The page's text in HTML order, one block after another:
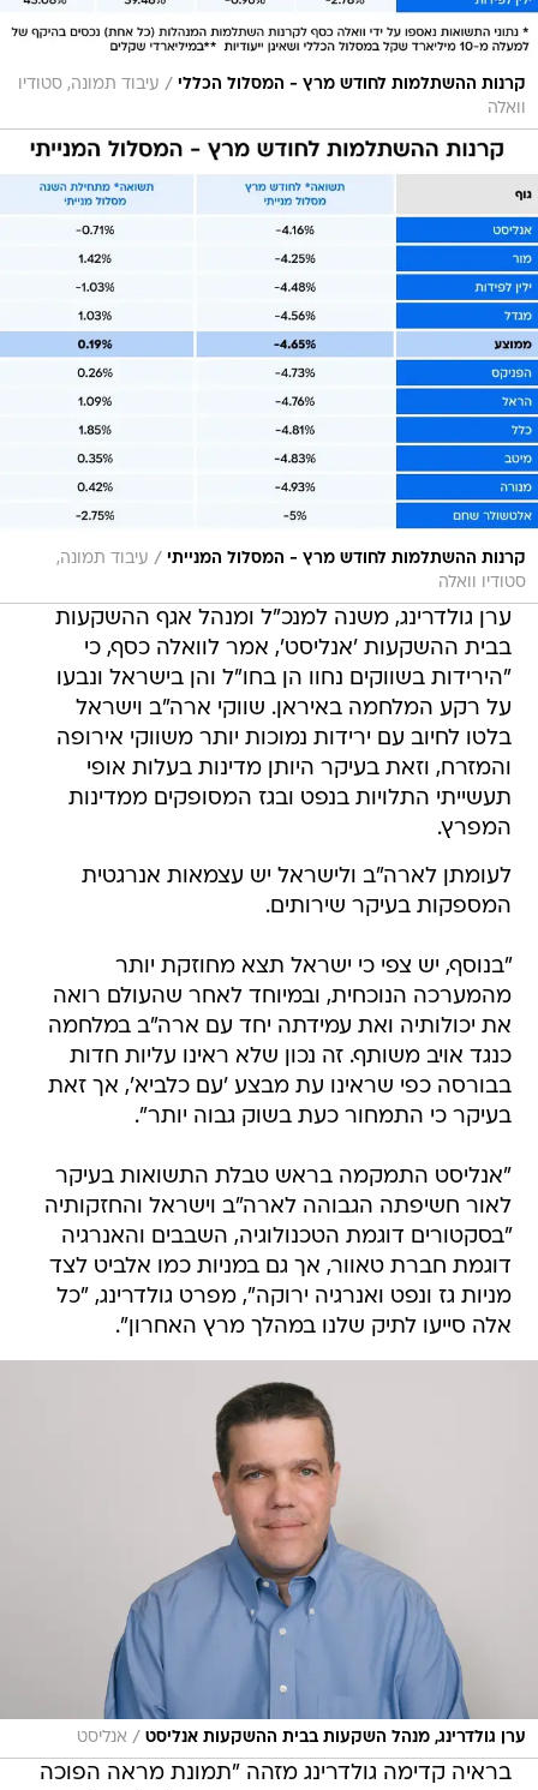
קרנות ההשתלמות לחודש מרץ - המסלול הכללי / עיבוד תמונה, סטודיו
וואלה
קרנות ההשתלמות לחודש מרץ - המסלול המנייתי / עיבוד תמונה,
סטודיו וואלה
ערן גולדרינג, משנה למנכ"ל ומנהל אגף ההשקעות
בבית ההשקעות 'אנליסט', אמר לוואלה כסף, כי
"הירידות בשווקים נחוו הן בחו"ל והן בישראל ונבעו
על רקע המלחמה באיראן. שווקי ארה"ב וישראל
בלטו לחיוב עם ירידות נמוכות יותר משווקי אירופה
והמזרח, וזאת בעיקר היותן מדינות בעלות אופי
תעשייתי התלויות בנפט ובגז המסופקים ממדינות
המפרץ.
לעומתן לארה"ב ולישראל יש עצמאות אנרגטית
המספקות בעיקר שירותים.
"בנוסף, יש צפי כי ישראל תצא מחוזקת יותר
מהמערכה הנוכחית, ובמיוחד לאחר שהעולם רואה
את יכולותיה ואת עמידתה יחד עם ארה"ב במלחמה
כנגד אויב משותף. זה נכון שלא ראינו עליות חדות
בבורסה כפי שראינו עת מבצע 'עם כלביא', אך זאת
בעיקר כי התמחור כעת בשוק גבוה יותר".
"אנליסט התמקמה בראש טבלת התשואות בעיקר
לאור חשיפתה הגבוהה לארה"ב וישראל והחזקותיה
"בסקטורים דוגמת הטכנולוגיה, השבבים והאנרגיה
דוגמת חברת טאוור, אך גם במניות כמו אלביט לצד
מניות גז ונפט ואנרגיה ירוקה", מפרט גולדרינג, "כל
אלה סייעו לתיק שלנו במהלך מרץ האחרון".
ערן גולדרינג, מנהל השקעות בבית ההשקעות אנליסט / אנליסט
בראיה קדימה גולדרינג מזהה "תמונת מראה הפוכה